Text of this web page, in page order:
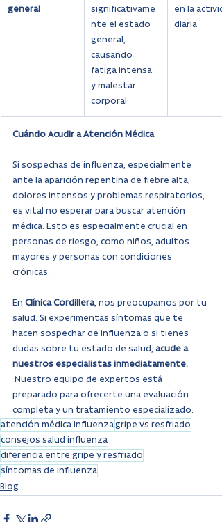
general
significativame
nte el estado
general,
causando
fatiga intensa
y malestar
corporal
en la
diaria
Cuándo Acudir a Atención Médica
Si sospechas de influenza, especialmente
ante la aparición repentina de fiebre alta,
dolores intensos y problemas respiratorios,
es vital no esperar para buscar atención
médica. Esto es especialmente crucial en
personas de riesgo, como niños, adultos
mayores y personas con condiciones
crónicas.
En Clínica Cordillera, nos preocupamos por tu
salud. Si experimentas síntomas que te
hacen sospechar de influenza o si tienes
dudas sobre tu estado de salud, acude a
nuestros especialistas inmediatamente.
Nuestro equipo de expertos está
preparado para ofrecerte una evaluación
completa y un tratamiento especializado.
atención médica influenza gripe vs resfriado
consejos salud influenza
diferencia entre gripe y resfriado
síntomas de influenza
Blog